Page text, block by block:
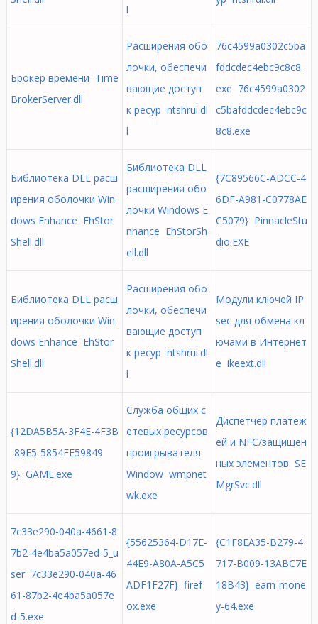
l
Брокер времени Time
BrokerServer.dll
Расширения обо
лочки, обеспечи
вающие доступ
к ресур ntshrui.dl
l
76c4599a0302c5ba
fddcdec4ebc9c8c8.
exe 76c4599a0302
c5bafddcdec4ebc9c
8c8.exe
Библиотека DLL расш
ирения оболочки Win
dows Enhance EhStor
Shell.dll
Библиотека DLL
расширения обо
лочки Windows E
nhance EhStorSh
ell.dll
{7C89566C-ADCC-4
6DF-A981-C0778AE
C5079} PinnacleStu
dio.EXE
Библиотека DLL расш
ирения оболочки Win
dows Enhance EhStor
Shell.dll
Расширения обо
лочки, обеспечи
вающие доступ
к ресур ntshrui.dl
l
Модули ключей IP
sec для обмена кл
ючами в Интернет
е ikeext.dll
{12DA5B5A-3F4E-4F3B
-89E5-5854FE59849
9} GAME.exe
Служба общих с
етевых ресурсов
проигрывателя
Window wmpnet
wk.exe
Диспетчер платеж
ей и NFC/защищен
ных элементов SE
MgrSvc.dll
7c33e290-040a-4661-8
7b2-4e4ba5a057ed-5_u
ser 7c33e290-040a-46
61-87b2-4e4ba5a057e
d-5.exe
{55625364-D17E-
44E9-A80A-A5C5
ADF1F27F} firef
ox.exe
{C1F8EA35-B279-4
717-B009-13ABC7E
18B43} earn-mone
y-64.exe